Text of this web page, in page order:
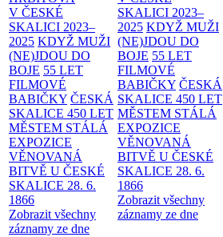
V ČESKÉ
SKALICI 2023–
2025 KDYŽ MUŽI
(NE)JDOU DO
BOJE 55 LET
FILMOVÉ
BABIČKY ČESKÁ
SKALICE 450 LET
MĚSTEM STÁLÁ
EXPOZICE
VĚNOVANÁ
BITVĚ U ČESKÉ
SKALICE 28. 6.
1866
Zobrazit všechny
záznamy ze dne
SKALICI 2023–
2025 KDYŽ MUŽI
(NE)JDOU DO
BOJE 55 LET
FILMOVÉ
BABIČKY ČESKÁ
SKALICE 450 LET
MĚSTEM STÁLÁ
EXPOZICE
VĚNOVANÁ
BITVĚ U ČESKÉ
SKALICE 28. 6.
1866
Zobrazit všechny
záznamy ze dne